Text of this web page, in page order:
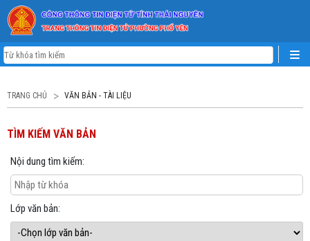
TRANG CHỦ VĂN BẢN - TÀI LIỆU
TÌM KIẾM VĂN BẢN
Nội dung tìm kiếm:
Lớp văn bản: